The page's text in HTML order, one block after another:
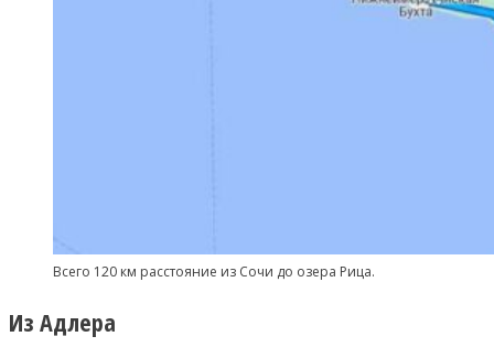
Всего 120 км расстояние из Сочи до озера Рица.
Из Адлера